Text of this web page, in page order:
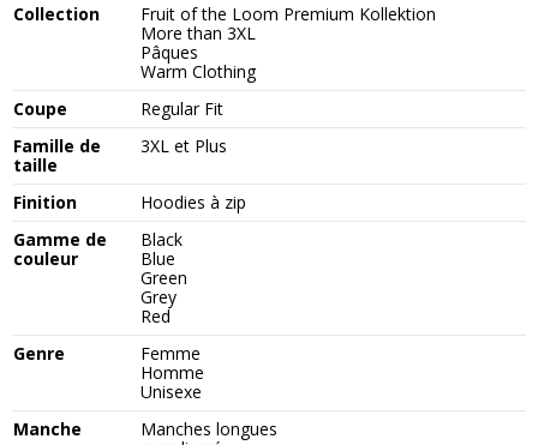
Collection
Fruit of the Loom Premium Kollektion
More than 3XL
Pâques
Warm Clothing
Coupe
Regular Fit
Famille de
taille
3XL et Plus
Finition
Hoodies à zip
Gamme de
couleur
Black
Blue
Green
Grey
Red
Genre
Femme
Homme
Unisexe
Manche
Manches longues